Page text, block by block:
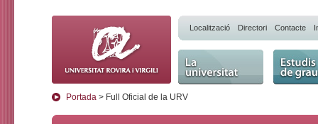
Localització Directori Contacte
La Universitat Estudis
Portada > Full Oficial de la URV